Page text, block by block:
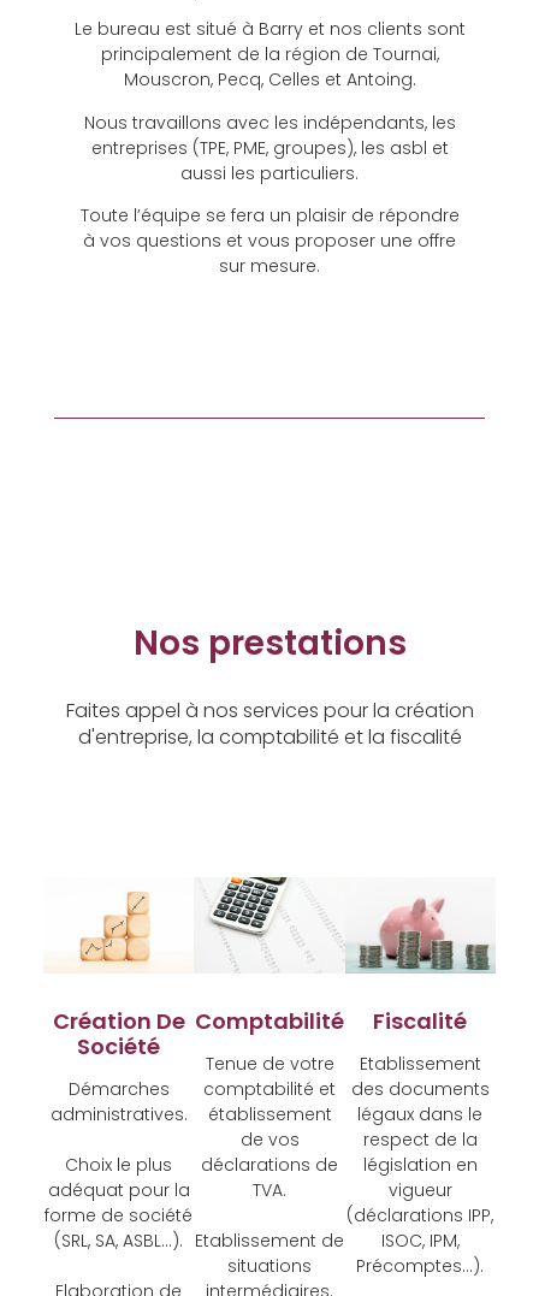
Le bureau est situé à Barry et nos clients sont
principalement de la région de Tournai,
Mouscron, Pecq, Celles et Antoing.
Nous travaillons avec les indépendants, les
entreprises (TPE, PME, groupes), les asbl et
aussi les particuliers.
Toute l’équipe se fera un plaisir de répondre
à vos questions et vous proposer une offre
sur mesure.
Nos prestations
Faites appel à nos services pour la création
d'entreprise, la comptabilité et la fiscalité
Création De
Société
Démarches
administratives.
Choix le plus
adéquat pour la
forme de société
(SRL, SA, ASBL…).
Elaboration de
Comptabilité
Tenue de votre
comptabilité et
établissement
de vos
déclarations de
TVA.
Etablissement de
situations
intermédiaires.
Fiscalité
Etablissement
des documents
légaux dans le
respect de la
législation en
vigueur
(déclarations IPP,
ISOC, IPM,
Précomptes…).